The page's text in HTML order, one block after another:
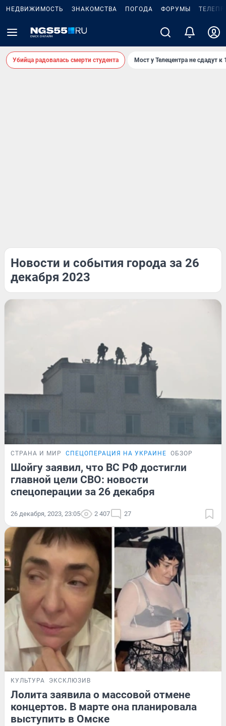
НЕДВИЖИМОСТЬ ЗНАКОМСТВА ПОГОДА ФОРУМЫ
Убийца радовалась смерти студента Мост у Телецентра не сдадут к
Новости и события города за 26
декабря 2023
СТРАНА И МИР СПЕЦОПЕРАЦИЯ НА УКРАИНЕ ОБЗОР
Шойгу заявил, что ВС РФ достигли
главной цели СВО: новости
спецоперации за 26 декабря
26 декабря, 2023, 23:05 2 407 27
КУЛЬТУРА ЭКСКЛЮЗИВ
Лолита заявила о массовой отмене
концертов. В марте она планировала
выступить в Омске